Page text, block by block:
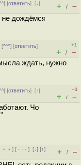
] [ответить][↓]
+ / –
не дождёмся
[^^^] [ответить]
+1
+ / –
ждать, нужно
] [ответить][↑]
–1
+ / –
Чо
] [ · · ·][↓] [↑]
+ / –